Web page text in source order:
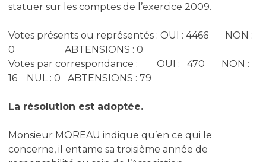
statuer sur les comptes de l’exercice 2009.
Votes présents ou représentés : OUI : 4466 NON :
0 ABTENSIONS : 0
Votes par correspondance : OUI : 470 NON :
16 NUL : 0 ABTENSIONS : 79
La résolution est adoptée.
Monsieur MOREAU indique qu’en ce qui le
concerne, il entame sa troisième année de